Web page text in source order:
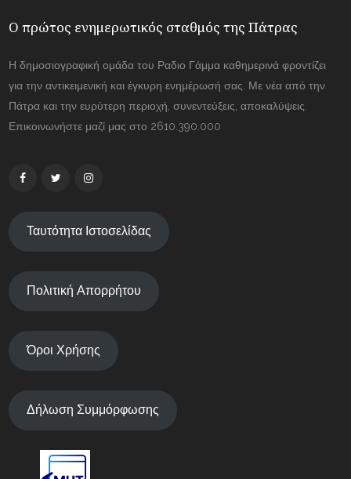
Ο πρώτος ενημερωτικός σταθμός της Πάτρας
Η δημοσιογραφική ομάδα του Ραδιο Γάμμα καθημερινά φροντίζει
για την αντικειμενική και έγκυρη ενημέρωσή σας. Με νέα από την
Πάτρα και την ευρύτερη περιοχή, συνεντεύξεις, αποκαλύψεις.
Επικοινωνήστε μαζί μας στο 2610.390.000
Ταυτότητα Ιστοσελίδας
Πολιτική Απορρήτου
Όροι Χρήσης
Δήλωση Συμμόρφωσης